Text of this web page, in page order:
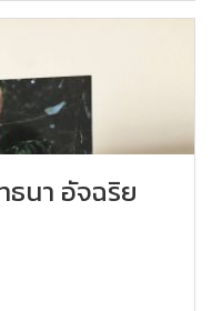
ธนา อัจฉริย